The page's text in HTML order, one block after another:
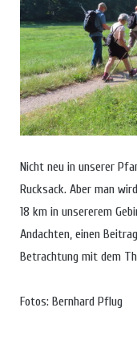
Nicht neu in unserer
Rucksack. Aber man
18 km in unsererem
Andachten, einen
Betrachtung mit dem
Fotos: Bernhard Pflug